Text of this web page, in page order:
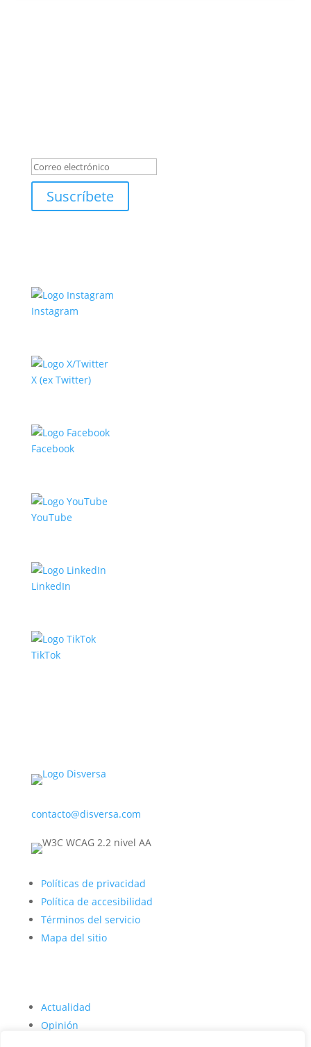
Suscríbete
Instagram
X (ex Twitter)
Facebook
YouTube
LinkedIn
TikTok
contacto@disversa.com
Políticas de privacidad
Política de accesibilidad
Términos del servicio
Mapa del sitio
Actualidad
Opinión